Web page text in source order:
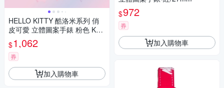
HELLO KITTY 酷洛米系列 俏
皮可愛 立體圖案手錶 粉色 KT0
81LWPP_30mm
$1,062
券
加入購物車
$972
券
加入購物車